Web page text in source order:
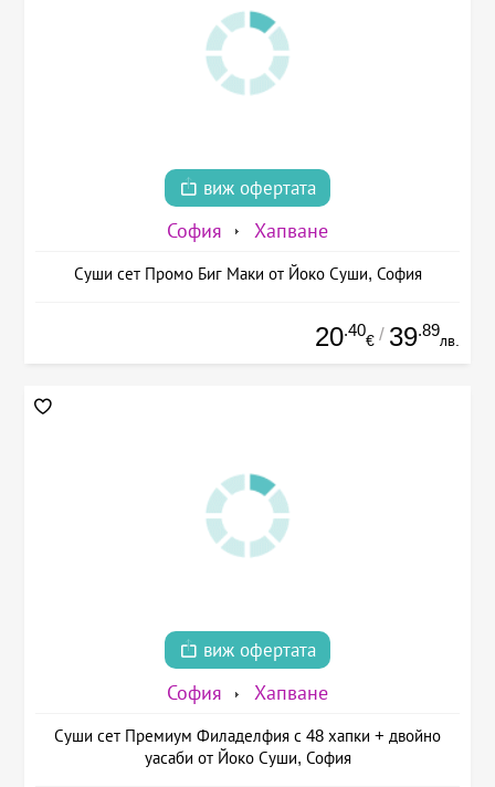
виж офертата
София Хапване
Суши сет Промо Биг Маки от Йоко Суши, София
20.40
€ / 39.89
лв.
виж офертата
София Хапване
Суши сет Премиум Филаделфия с 48 хапки + двойно
уасаби от Йоко Суши, София